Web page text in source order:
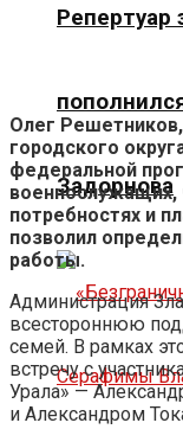
Репертуар
Задорнова
Олег Решетников,
городского
федеральной
военнослужащих,
потребностях и
позволил
работы.
Администрация
всестороннюю
семей. В рамках
встречу с
Урала» —
и Александром